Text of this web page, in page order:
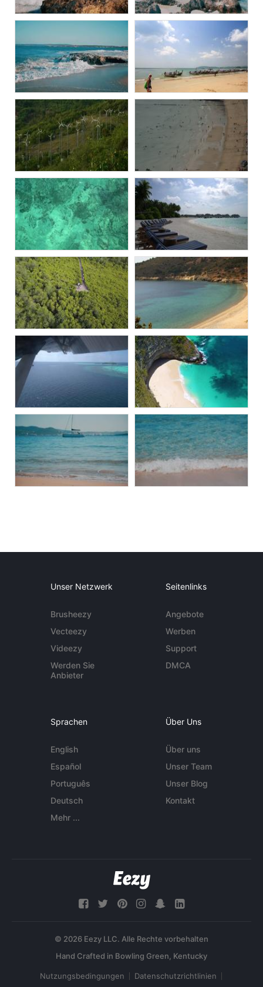
Unser Netzwerk
Brusheezy
Vecteezy
Videezy
Werden Sie
Anbieter
Seitenlinks
Angebote
Werben
Support
DMCA
Sprachen
English
Español
Português
Deutsch
Mehr ...
Über Uns
Über uns
Unser Team
Unser Blog
Kontakt
© 2026 Eezy LLC. Alle Rechte vorbehalten
Nutzungsbedingungen Datenschutzrichtlinien